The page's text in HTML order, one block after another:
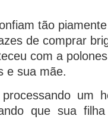
tão
de comprar
com a
e sua mãe.
um
que sua